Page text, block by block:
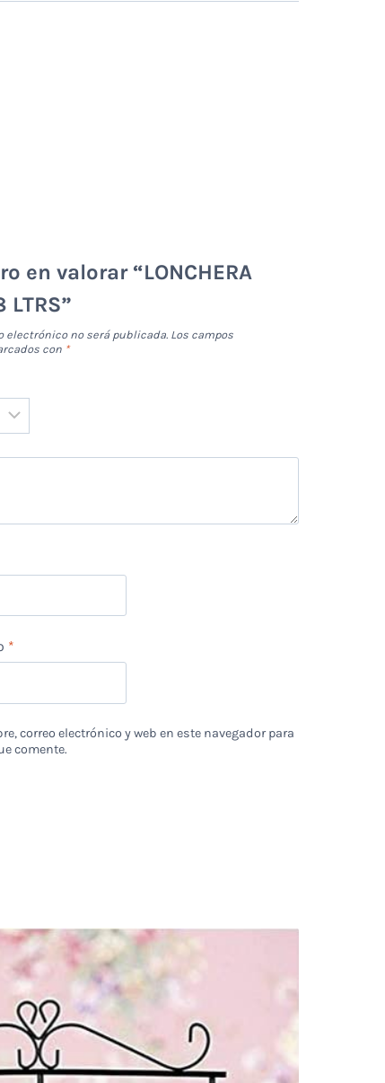
en valorar “LONCHERA
LTRS”
electrónico no será publicada. Los campos
con *
*
correo electrónico y web en este navegador para
comente.